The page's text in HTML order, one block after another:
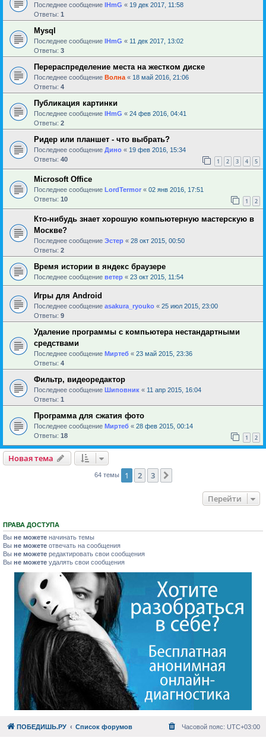
Последнее сообщение IHmG « 19 дек 2017, 11:58
Ответы: 1
Mysql
Последнее сообщение IHmG « 11 дек 2017, 13:02
Ответы: 3
Перераспределение места на жестком диске
Последнее сообщение Волна « 18 май 2016, 21:06
Ответы: 4
Публикация картинки
Последнее сообщение IHmG « 24 фев 2016, 04:41
Ответы: 2
Ридер или планшет - что выбрать?
Последнее сообщение Дино « 19 фев 2016, 15:34
Ответы: 40 1 2 3 4 5
Microsoft Office
Последнее сообщение LordTermor « 02 янв 2016, 17:51
Ответы: 10 1 2
Кто-нибудь знает хорошую компьютерную мастерскую в
Москве?
Последнее сообщение Эстер « 28 окт 2015, 00:50
Ответы: 2
Время истории в яндекс браузере
Последнее сообщение ветер « 23 окт 2015, 11:54
Игры для Android
Последнее сообщение asakura_ryouko « 25 июл 2015, 23:00
Ответы: 9
Удаление программы с компьютера нестандартными
средствами
Последнее сообщение Миртеб « 23 май 2015, 23:36
Ответы: 4
Фильтр, видеоредактор
Последнее сообщение Шиповник « 11 апр 2015, 16:04
Ответы: 1
Программа для сжатия фото
Последнее сообщение Миртеб « 28 фев 2015, 00:14
Ответы: 18 1 2
Новая тема
64 темы 1 2 3
Перейти
ПРАВА ДОСТУПА
Вы не можете начинать темы
Вы не можете отвечать на сообщения
Вы не можете редактировать свои сообщения
Вы не можете удалять свои сообщения
ПОБЕДИШЬ.РУ Список форумов Часовой пояс: UTC+03:00